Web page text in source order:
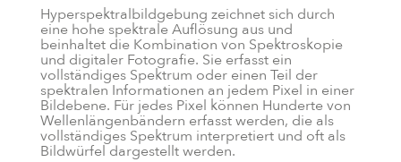
Hyperspektralbildgebung zeichnet sich durch
eine hohe spektrale Auflösung aus und
beinhaltet die Kombination von Spektroskopie
und digitaler Fotografie. Sie erfasst ein
vollständiges Spektrum oder einen Teil der
spektralen Informationen an jedem Pixel in einer
Bildebene. Für jedes Pixel können Hunderte von
Wellenlängenbändern erfasst werden, die als
vollständiges Spektrum interpretiert und oft als
Bildwürfel dargestellt werden.